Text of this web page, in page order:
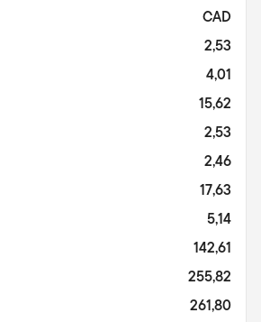
CAD
2,53
4,01
15,62
2,53
2,46
17,63
5,14
142,61
255,82
261,80